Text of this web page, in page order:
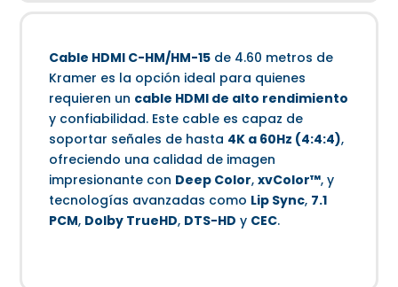
Cable HDMI C-HM/HM-15 de 4.60 metros de
Kramer es la opción ideal para quienes
requieren un cable HDMI de alto rendimiento
y confiabilidad. Este cable es capaz de
soportar señales de hasta 4K a 60Hz (4:4:4),
ofreciendo una calidad de imagen
impresionante con Deep Color,xvColor™, y
tecnologías avanzadas como Lip Sync, 7.1
PCM, Dolby TrueHD, DTS−HD y CEC.